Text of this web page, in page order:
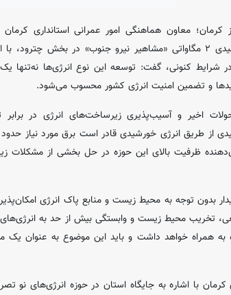
کرمان؛ معاون هماهنگی امور عمرانی استانداری کرمان
بهره‌برداری از فاز نخست نیروگاه خورشیدی ۲ مگاواتی «مشاهیر نیرو جنوب» در بخش
شرایط کنونی، گفت: توسعه این نوع انرژی‌ها نه‌تنها
و تضمین امنیت انرژی کشور محسوب می‌شود.
اخیر و آسیب‌پذیری زیرساخت‌های انرژی در برابر
از طریق انرژی خورشیدی قادر است برق مورد نیاز
ظرفیت بالای این حوزه در حل بخشی از مشکلات
بدون توجه به محیط زیست و منابع پاک انرژی
تخریب محیط زیست و وابستگی بیش از حد به انرژی‌های
به همراه خواهد داشت و باید این موضوع به عنوان یک
با اشاره به جایگاه استان در حوزه انرژی‌های نو